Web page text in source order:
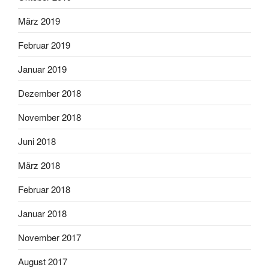
März 2019
Februar 2019
Januar 2019
Dezember 2018
November 2018
Juni 2018
März 2018
Februar 2018
Januar 2018
November 2017
August 2017